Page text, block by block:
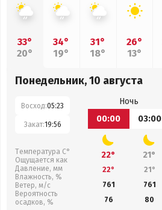
33°
20°
34°
19°
31°
18°
26°
13°
Понедельник, 10 августа
Восход:05:23
Закат:19:56
Температура С°
Ощущается как
Давление, мм
Влажность, %
Ветер, м/с
Вероятность
осадков, %
Ночь
00:00
03:00
22° 21°
22° 21°
761
761
76
80